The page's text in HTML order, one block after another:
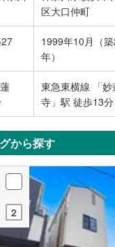
区大口仲町
1999年10月（
年）
東急東横線 「妙
寺」駅 徒歩13分
から探す
2